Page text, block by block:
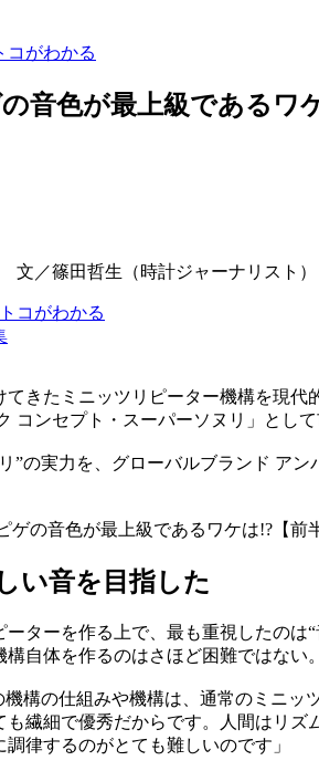
コがわかる
音色が最上級であるワ
／篠田哲生（時計ジャーナリスト）
コがわかる
きたミニッツリピーター機構を現
コンセプト・スーパーソヌリ」とし
”の実力を、グローバルブランド ア
ゲの音色が最上級であるワケは!?【前
い音を目指した
ターを作る上で、最も重視したのは
構自体を作るのはさほど困難ではな
機構の仕組みや機構は、通常のミニ
も繊細で優秀だからです。人間はリ
律するのがとても難しいのです」